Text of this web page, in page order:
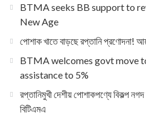
BTMA seeks BB support to
New Age
পোশাক খাতে বাড়ছে রপ্তানি প্রণোদনা!
BTMA welcomes govt move
assistance to 5%
রপ্তানিমুখী দেশীয় পোশাকপণ্যে বিকল্প
বিটিএমএ